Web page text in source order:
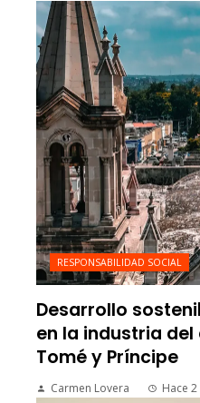
RESPONSABILIDAD SOCIAL
Desarrollo
en la industria
Tomé y Príncipe
Carmen Lovera Hace